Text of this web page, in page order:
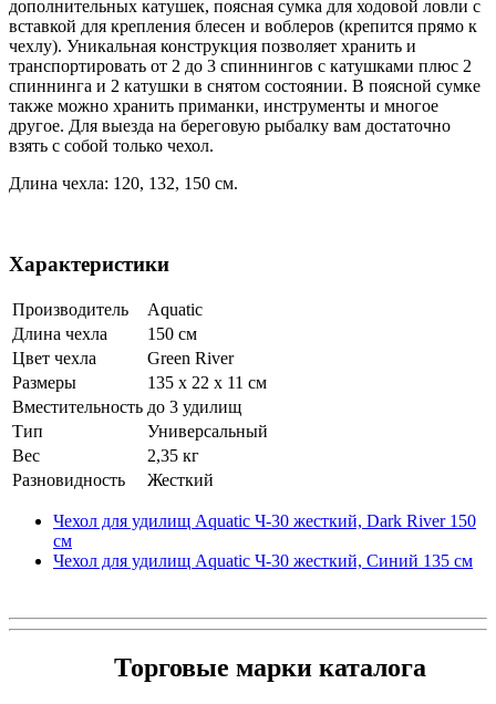
дополнительных катушек, поясная сумка для ходовой ловли с
вставкой для крепления блесен и воблеров (крепится прямо к
чехлу). Уникальная конструкция позволяет хранить и
транспортировать от 2 до 3 спиннингов с катушками плюс 2
спиннинга и 2 катушки в снятом состоянии. В поясной сумке
также можно хранить приманки, инструменты и многое
другое. Для выезда на береговую рыбалку вам достаточно
взять с собой только чехол.
Длина чехла: 120, 132, 150 см.
Характеристики
Производитель
Aquatic
Длина чехла
150 см
Цвет чехла
Green River
Размеры
135 x 22 x 11 см
Вместительность до 3 удилищ
Тип
Универсальный
Вес
2,35 кг
Разновидность
Жесткий
Чехол для удилищ Aquatic Ч-30 жесткий, Dark River 150
см
Чехол для удилищ Aquatic Ч-30 жесткий, Синий 135 см
Торговые марки каталога